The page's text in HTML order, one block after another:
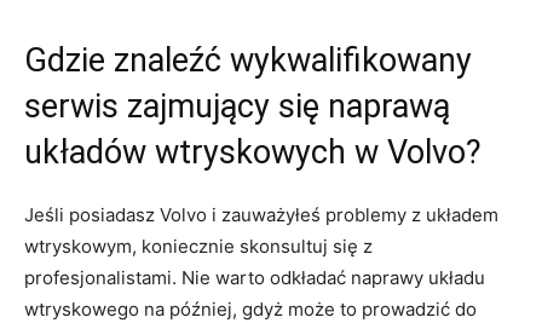
Gdzie znaleźć ⁢wykwalifikowany
serwis zajmujący się ​naprawą
układów wtryskowych w Volvo?
Jeśli posiadasz Volvo i ‌zauważyłeś problemy z układem
wtryskowym, koniecznie skonsultuj się z
profesjonalistami.⁤ Nie warto odkładać ⁣naprawy układu
wtryskowego na później, gdyż może to prowadzić do